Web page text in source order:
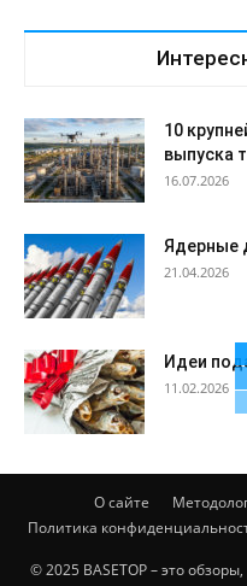
10
выпуска
16.07.2026
Ядерные
21.04.2026
Идеи
11.02.2026
О сайте
Политика
© 2025 BASETOP – это